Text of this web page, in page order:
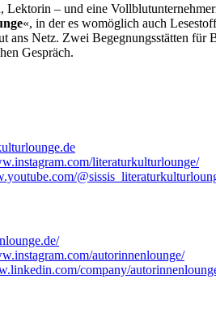
Lektorin – und eine
«, in der es womöglich auch
ans Netz. Zwei Begegnungsstätten
Gespräch.
literaturkulturlounge/
autorinnenlounge/
company/